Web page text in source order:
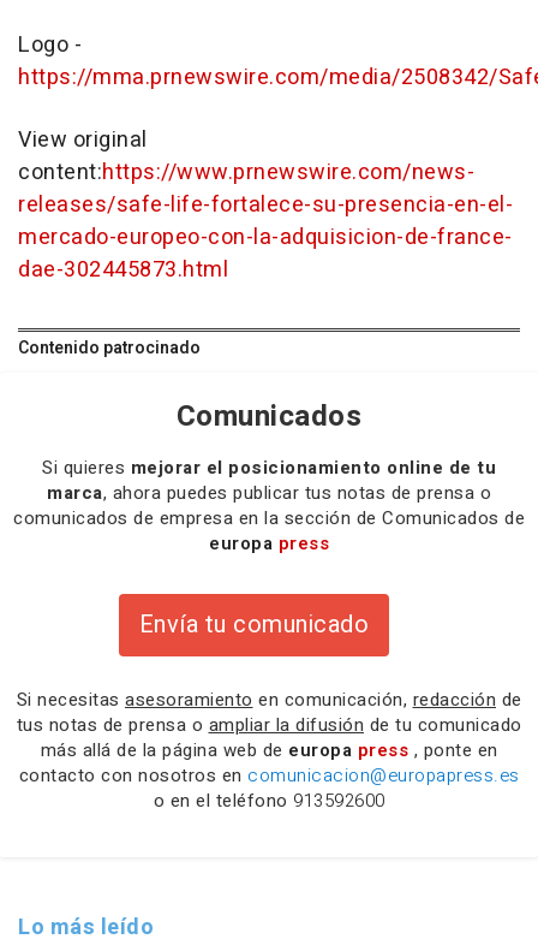
Logo -
https://mma.prnewswire.com/media/2508342/
View original
content:https://www.prnewswire.com/news-
releases/safe-life-fortalece-su-presencia-en-el-
mercado-europeo-con-la-adquisicion-de-france-
dae-302445873.html
Contenido patrocinado
Comunicados
Si quieres mejorar el posicionamiento online de tu
marca, ahora puedes publicar tus notas de prensa o
comunicados de empresa en la sección de Comunicados de
europa press
Envía tu comunicado
Si necesitas asesoramiento en comunicación, redacción de
tus notas de prensa o ampliar la difusión de tu comunicado
más allá de la página web de europa press , ponte en
contacto con nosotros en comunicacion@europapress.es
o en el teléfono 913592600
Lo más leído